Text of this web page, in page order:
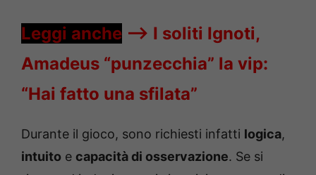
Leggi anche —-> I soliti Ignoti,
Amadeus “punzecchia” la vip:
“Hai fatto una sfilata”
Durante il gioco, sono richiesti infatti logica,
intuito e capacità di osservazione. Se si